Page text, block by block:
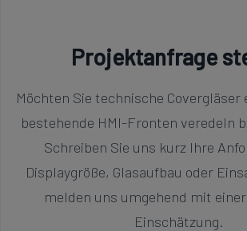
Projektanfrage
Möchten Sie technische
bestehende HMI-Fronten veredeln
Schreiben Sie uns kurz Ihre
Displaygröße, Glasaufbau oder
melden uns umgehend mit
Einschätzung.